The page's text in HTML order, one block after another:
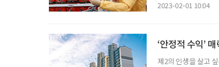
2023-02-01 10:04
‘안정적 수익’
제2의 인생을 살고